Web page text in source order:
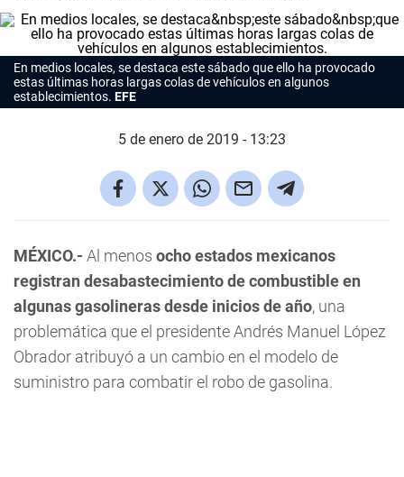
En medios locales, se destaca este sábado que ello ha provocado
estas últimas horas largas colas de vehículos en algunos
establecimientos. EFE
5 de enero de 2019 - 13:23
MÉXICO.- Al menos ocho estados mexicanos
registran desabastecimiento de combustible en
algunas gasolineras desde inicios de año, una
problemática que el presidente Andrés Manuel López
Obrador atribuyó a un cambio en el modelo de
suministro para combatir el robo de gasolina.